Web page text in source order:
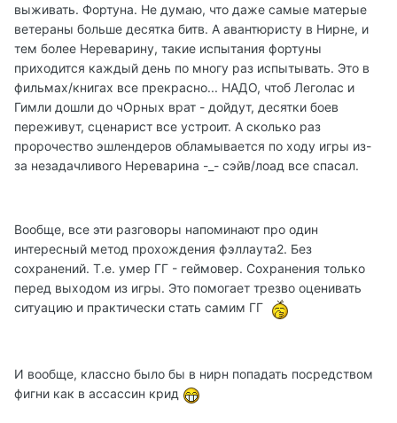
выживать. Фортуна. Не думаю, что даже самые матерые
ветераны больше десятка битв. А авантюристу в Нирне, и
тем более Нереварину, такие испытания фортуны
приходится каждый день по многу раз испытывать. Это в
фильмах/книгах все прекрасно... НАДО, чтоб Леголас и
Гимли дошли до чОрных врат - дойдут, десятки боев
переживут, сценарист все устроит. А сколько раз
пророчество эшлендеров обламывается по ходу игры из-
за незадачливого Нереварина -_- сэйв/лоад все спасал.
Вообще, все эти разговоры напоминают про один
интересный метод прохождения фэллаута2. Без
сохранений. Т.е. умер ГГ - геймовер. Сохранения только
перед выходом из игры. Это помогает трезво оценивать
ситуацию и практически стать самим ГГ
И вообще, классно было бы в нирн попадать посредством
фигни как в ассассин крид